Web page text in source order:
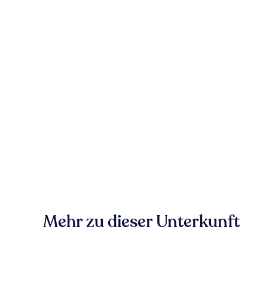
Mehr zu dieser Unterkunft